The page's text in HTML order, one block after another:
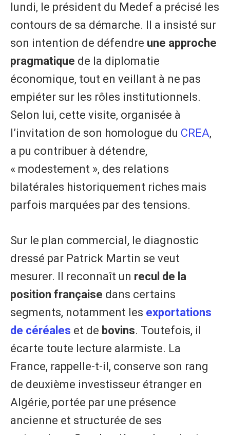
lundi, le président du Medef a précisé les
contours de sa démarche. Il a insisté sur
son intention de défendre une approche
pragmatique de la diplomatie
économique, tout en veillant à ne pas
empiéter sur les rôles institutionnels.
Selon lui, cette visite, organisée à
l’invitation de son homologue du CREA,
a pu contribuer à détendre,
« modestement », des relations
bilatérales historiquement riches mais
parfois marquées par des tensions.
Sur le plan commercial, le diagnostic
dressé par Patrick Martin se veut
mesurer. Il reconnaît un recul de la
position française dans certains
segments, notamment les exportations
de céréales et de bovins. Toutefois, il
écarte toute lecture alarmiste. La
France, rappelle-t-il, conserve son rang
de deuxième investisseur étranger en
Algérie, portée par une présence
ancienne et structurée de ses